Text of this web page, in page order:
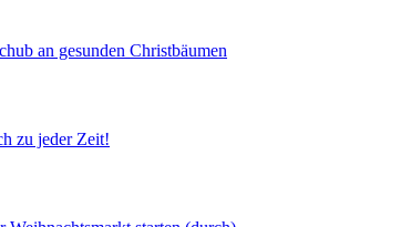
an gesunden Christbäumen
zu jeder Zeit!